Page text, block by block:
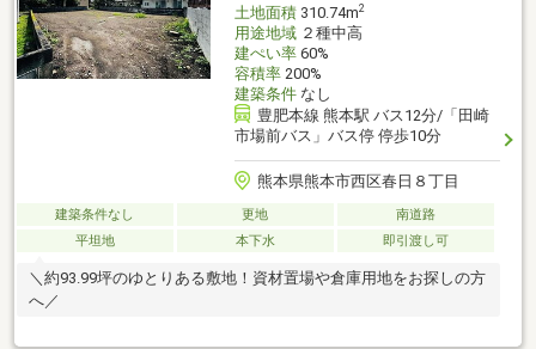
土地面積310.74m2
用途地域２種中高
建ぺい率60%
容積率200%
建築条件なし
豊肥本線 熊本駅 バス12分/「田崎
市場前バス」バス停 停歩10分
熊本県熊本市西区春日８丁目
建築条件なし 更地
南道路
平坦地
本下水 即引渡し可
＼約93.99坪のゆとりある敷地！資材置場や倉庫用地をお探しの方
へ／